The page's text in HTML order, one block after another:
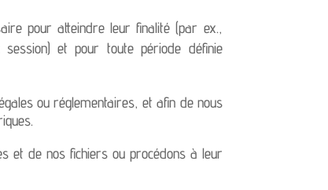
pour atteindre leur finalité (par ex.,
et pour toute période définie
ou réglementaires, et afin de nous
et de nos fichiers ou procédons à leur